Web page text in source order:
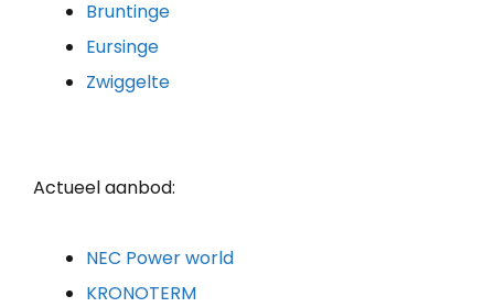
Bruntinge
Eursinge
Zwiggelte
Actueel aanbod:
NEC Power world
KRONOTERM